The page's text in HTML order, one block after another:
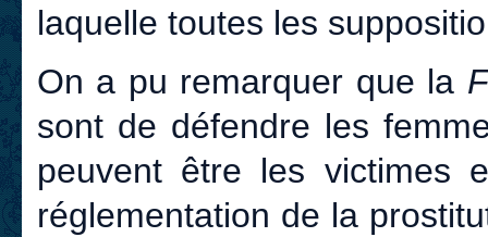
laquelle toutes les
On a pu remarquer que la
sont de défendre les
peuvent être les victimes
réglementation de la